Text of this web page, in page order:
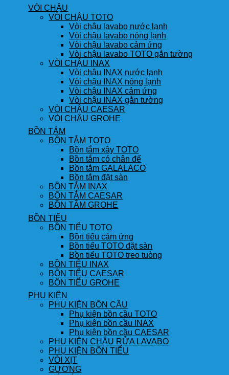
VÒI CHẬU
VÒI CHẬU TOTO
Vòi chậu lavabo nước lạnh
Vòi chậu lavabo nóng lạnh
Vòi chậu lavabo cảm ứng
Vòi chậu lavabo TOTO gắn tường
VÒI CHẬU INAX
Vòi chậu INAX nước lạnh
Vòi chậu INAX nóng lạnh
Vòi chậu INAX cảm ứng
Vòi chậu INAX gắn tường
VÒI CHẬU CAESAR
VÒI CHẬU GROHE
BỒN TẮM
BỒN TẮM TOTO
Bồn tắm xây TOTO
Bồn tắm có chân đế
Bồn tắm GALALACO
Bồn tắm đặt sàn
BỒN TẮM INAX
BỒN TẮM CAESAR
BỒN TẮM GROHE
BỒN TIỂU
BỒN TIỂU TOTO
Bồn tiểu cảm ứng
Bồn tiểu TOTO đặt sàn
Bồn tiểu TOTO treo tuòng
BỒN TIỂU INAX
BỒN TIỂU CAESAR
BỒN TIỂU GROHE
PHỤ KIỆN
PHỤ KIỆN BỒN CẦU
Phụ kiện bồn cầu TOTO
Phụ kiện bồn cầu INAX
Phụ kiện bồn cầu CAESAR
PHỤ KIỆN CHẬU RỬA LAVABO
PHỤ KIỆN BỒN TIỂU
VÒI XỊT
GƯƠNG